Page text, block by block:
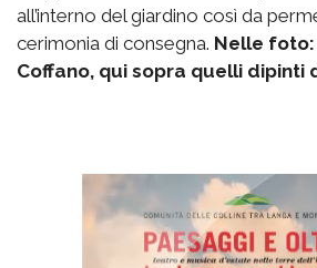
all’interno del giardino così da
cerimonia di consegna. Nelle foto:
Coffano, qui sopra quelli dipinti